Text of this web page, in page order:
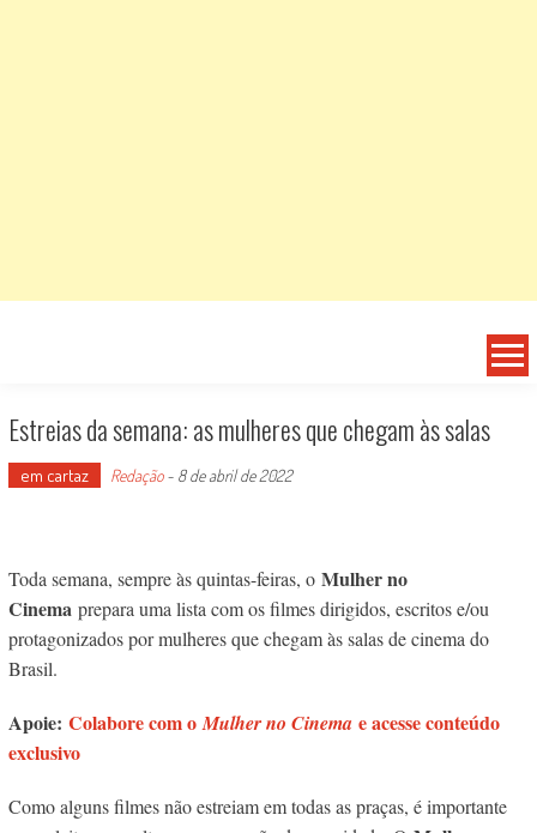
Estreias da semana: as mulheres que chegam às salas
em cartaz Redação- 8 de abril de 2022
Toda semana, sempre às quintas-feiras, o Mulher no
Cinema prepara uma lista com os filmes dirigidos, escritos e/ou
protagonizados por mulheres que chegam às salas de cinema do
Brasil.
Apoie: Colabore com oMulher no Cinemae acesse conteúdo
exclusivo
Como alguns filmes não estreiam em todas as praças, é importante